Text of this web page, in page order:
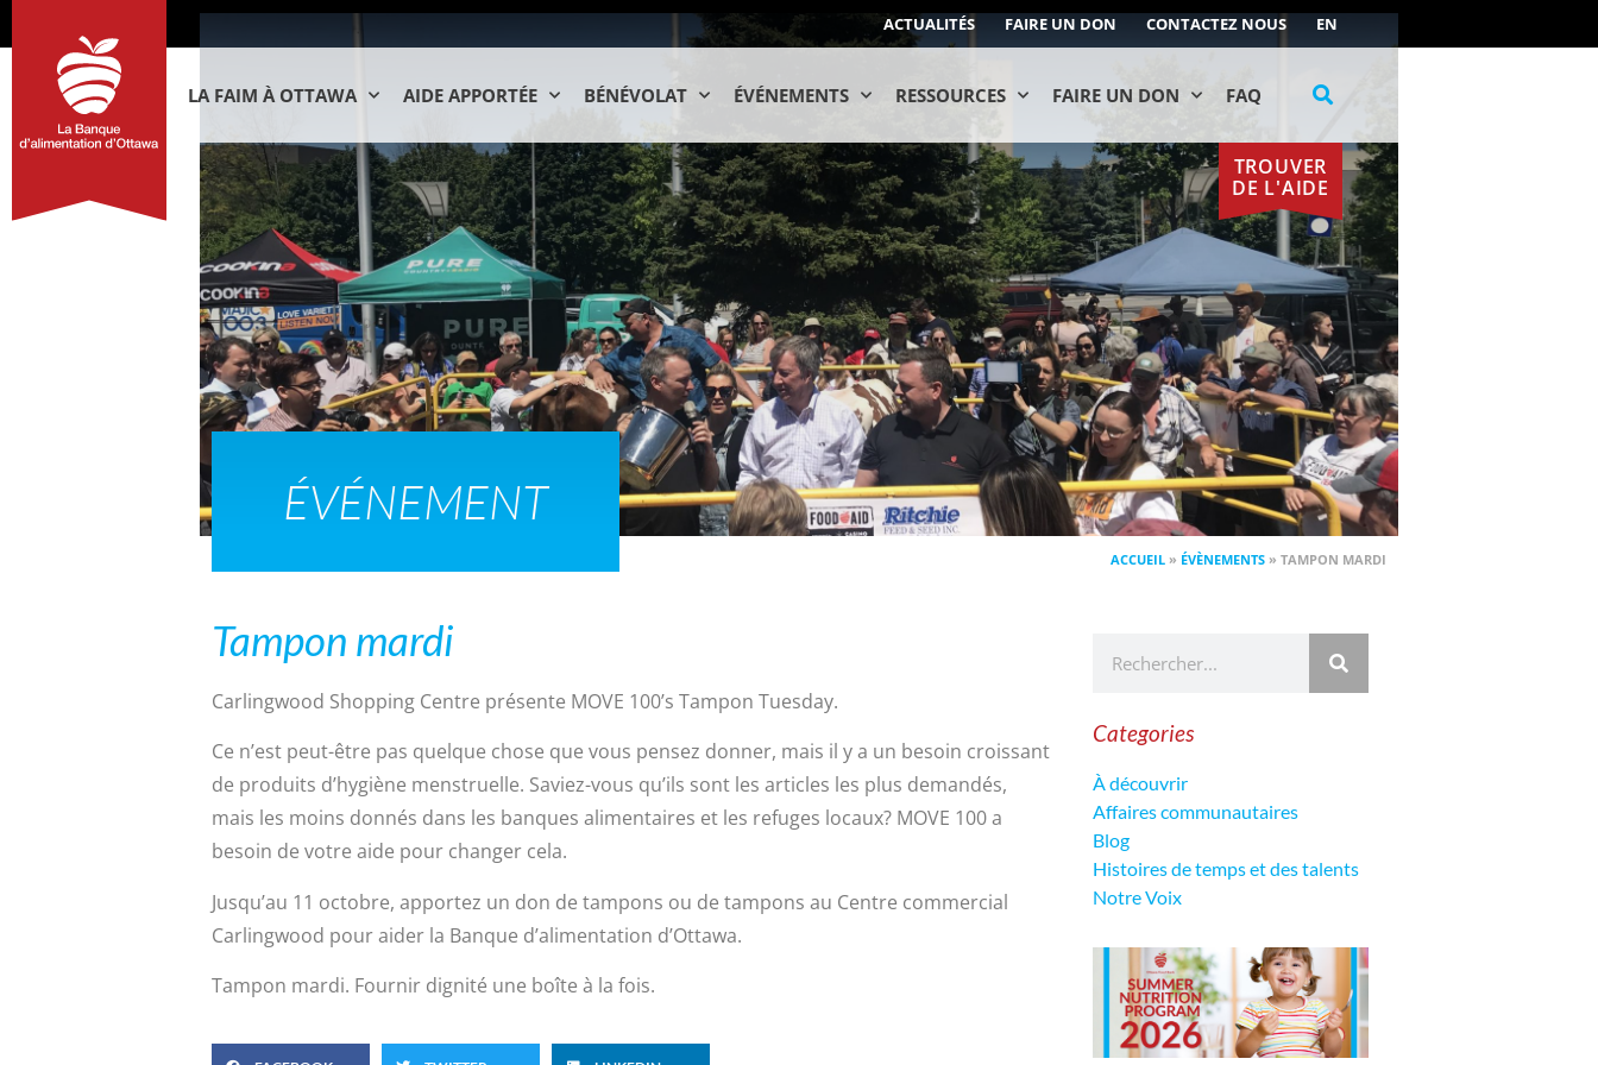
ACTUALITÉS FAIRE UN DON CONTACTEZ NOUS EN
LA FAIM À OTTAWA AIDE APPORTÉE BÉNÉVOLAT ÉVÉNEMENTS RESSOURCES FAIRE UN DON FAQ
TROUVER
DE L'AIDE
ÉVÉNEMENT
ACCUEIL » ÉVÈNEMENTS » TAMPON MARDI
Tampon mardi
Carlingwood Shopping Centre présente MOVE 100’s Tampon Tuesday.
Ce n’est peut-être pas quelque chose que vous pensez donner, mais il y a un besoin croissant
de produits d’hygiène menstruelle. Saviez-vous qu’ils sont les articles les plus demandés,
mais les moins donnés dans les banques alimentaires et les refuges locaux? MOVE 100 a
besoin de votre aide pour changer cela.
Jusqu’au 11 octobre, apportez un don de tampons ou de tampons au Centre commercial
Carlingwood pour aider la Banque d’alimentation d’Ottawa.
Tampon mardi. Fournir dignité une boîte à la fois.
Categories
À découvrir
Affaires communautaires
Blog
Histoires de temps et des talents
Notre Voix